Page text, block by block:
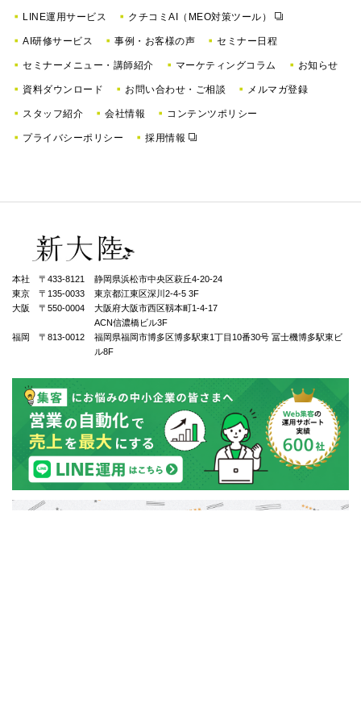
LINE運用サービス クチコミAI（MEO対策ツール）
AI研修サービス 事例・お客様の声 セミナー日程
セミナーメニュー・講師紹介 マーケティングコラム お知らせ
資料ダウンロード お問い合わせ・ご相談 メルマガ登録
スタッフ紹介 会社情報 コンテンツポリシー
プライバシーポリシー 採用情報
本社 〒433-8121
静岡県浜松市中央区萩丘4-20-24
東京 〒135-0033
東京都江東区深川2-4-5 3F
大阪 〒550-0004
⼤阪府⼤阪市⻄区靱本町1-4-17
ACN信濃橋ビル3F
福岡 〒813-0012
福岡県福岡市博多区博多駅東1丁⽬10番30号 冨士機博多駅東ビ
ル8F